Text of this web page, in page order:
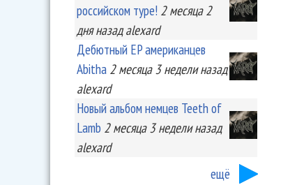
российском туре! 2 месяца 2
дняназад alexard
Дебютный EP американцев
Abitha 2 месяца 3 неделиназад
alexard
Новый альбом немцев Teeth of
Lamb 2 месяца 3 неделиназад
alexard
ещё